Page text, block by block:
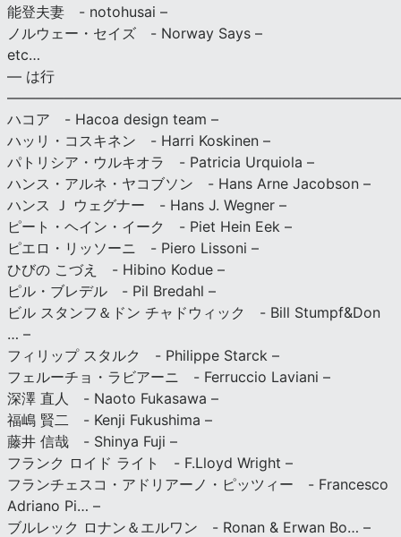
能登夫妻 - notohusai –
ノルウェー・セイズ - Norway Says –
etc…
— は行
ハコア - Hacoa design team –
ハッリ・コスキネン - Harri Koskinen –
パトリシア・ウルキオラ - Patricia Urquiola –
ハンス・アルネ・ヤコブソン - Hans Arne Jacobson –
ハンス Ｊ ウェグナー - Hans J. Wegner –
ピート・ヘイン・イーク - Piet Hein Eek –
ピエロ・リッソーニ - Piero Lissoni –
ひびの こづえ - Hibino Kodue –
ピル・ブレデル - Pil Bredahl –
ビル スタンフ＆ドン チャドウィック - Bill Stumpf&Don
… –
フィリップ スタルク - Philippe Starck –
フェルーチョ・ラビアーニ - Ferruccio Laviani –
深澤 直人 - Naoto Fukasawa –
福嶋 賢二 - Kenji Fukushima –
藤井 信哉 - Shinya Fuji –
フランク ロイド ライト - F.Lloyd Wright –
フランチェスコ・アドリアーノ・ピッツィー - Francesco
Adriano Pi… –
ブルレック ロナン＆エルワン - Ronan & Erwan Bo… –